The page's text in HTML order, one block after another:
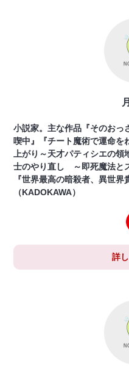
小説家。主な作品『そのおっ
喫中』『チート魔術で運命を
上がり～天才パティシエの領
士のやり直し ～即死魔法と
『世界最高の暗殺者、異世界
（KADOKAWA）
詳